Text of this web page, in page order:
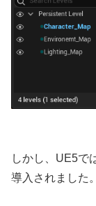
しかし、UE5で
導入されました。